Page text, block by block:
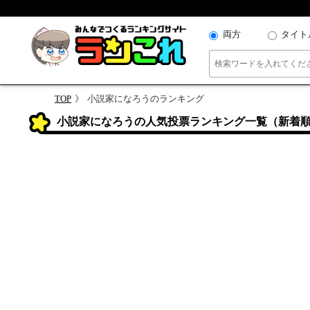
両方 タイト
TOP 小説家になろうのランキング
小説家になろうの人気投票ランキング一覧（新着順